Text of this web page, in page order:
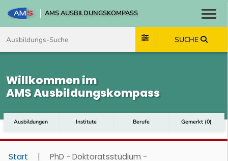
AMS AUSBILDUNGSKOMPASS
SUCHE
Willkommen im
AMS Ausbildungskompass
Ausbildungen Institute Berufe Gemerkt (0)
Start |
PhD - Doktoratsstudium -